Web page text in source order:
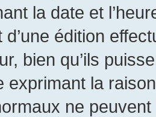
la date et
d’une édition
bien qu’ils
exprimant la
ne